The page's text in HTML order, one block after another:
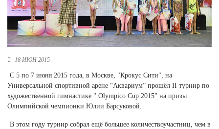
Новосибирская область (3)
Омская область (5)
Республика Башкортостан (3)
Ростовская область (2)
Самарская область (1)
Санкт-Петербург и ЛО (3)
Свердловская область (5)
18 ИЮН 2015
С 5 по 7 июня 2015 года, в Москве, "Крокус Сити", на
Универсальной спортивной арене “Аквариум” прошёл II турнир по
художественной гимнастике " Olympico Cup 2015" на призы
Олимпийской чемпионки Юлии Барсуковой.
В этом году турнир собрал ещё большее количествоучастниц, чем в